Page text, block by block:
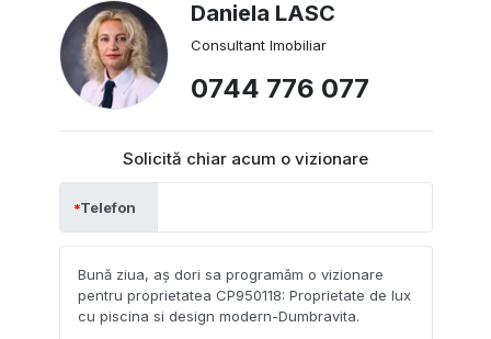
Daniela LASC
Consultant Imobiliar
0744 776 077
Solicită chiar acum o vizionare
Telefon